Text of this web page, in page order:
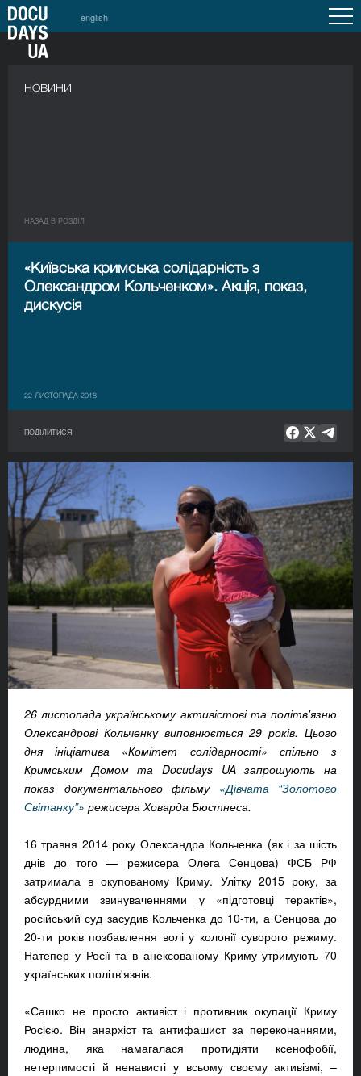
english
НОВИНИ
НАЗАД В РОЗДIЛ
«Київська кримська солідарність з
Олександром Кольченком». Акція, показ,
дискусія
22 ЛИСТОПАДА 2018
ПОДІЛИТИСЯ
26 листопада українському активістові та політв'язню
Олександрові Кольченку виповнюється 29 років. Цього
дня ініціатива «Комітет солідарності» спільно з
Кримським Домом та Docudays UA запрошують на
показ документального фільму «Дівчата “Золотого
Світанку”» режисера Ховарда Бюстнеса.
16 травня 2014 року Олександра Кольченка (як і за шість
днів до того — режисера Олега Сенцова) ФСБ РФ
затримала в окупованому Криму. Улітку 2015 року, за
абсурдними звинуваченнями у «підготовці терактів»,
російський суд засудив Кольченка до 10-ти, а Сенцова до
20-ти років позбавлення волі у колонії суворого режиму.
Натепер у Росії та в анексованому Криму утримують 70
українських політв'язнів.
«Сашко не просто активіст і противник окупації Криму
Росією. Він анархіст та антифашист за переконаннями,
людина, яка намагалася протидіяти ксенофобії,
нетерпимості й ненависті у всьому своєму активізмі, –